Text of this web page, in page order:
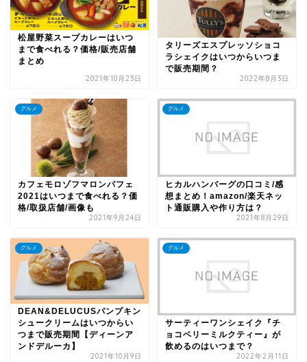
松屋野菜スープカレーはいつ
まで食べれる？価格/販売店舗
まとめ
2021年10月23日
タリーズエスプレッソショコ
ラシェイクはいつからいつま
で販売期間？
2022年8月3日
グルメ
カフェモロゾフマロンパフェ
2021はいつまで食べれる？価
格/取扱店舗/画像も
2021年9月24日
グルメ
ヒカルハンバーグの口コミ/感
想まとめ！amazon/楽天ネッ
ト通販購入や作り方は？
2021年8月29日
グルメ
DEAN&DELUCUSパンプキン
シュークリームはいつからい
つまで販売期間【ディーンア
ンドデルーカ】
2021年10月9日
グルメ
サーティーワンシェイク『チ
ョコベリーミルクティー』が
飲めるのはいつまで？
2022年2月11日